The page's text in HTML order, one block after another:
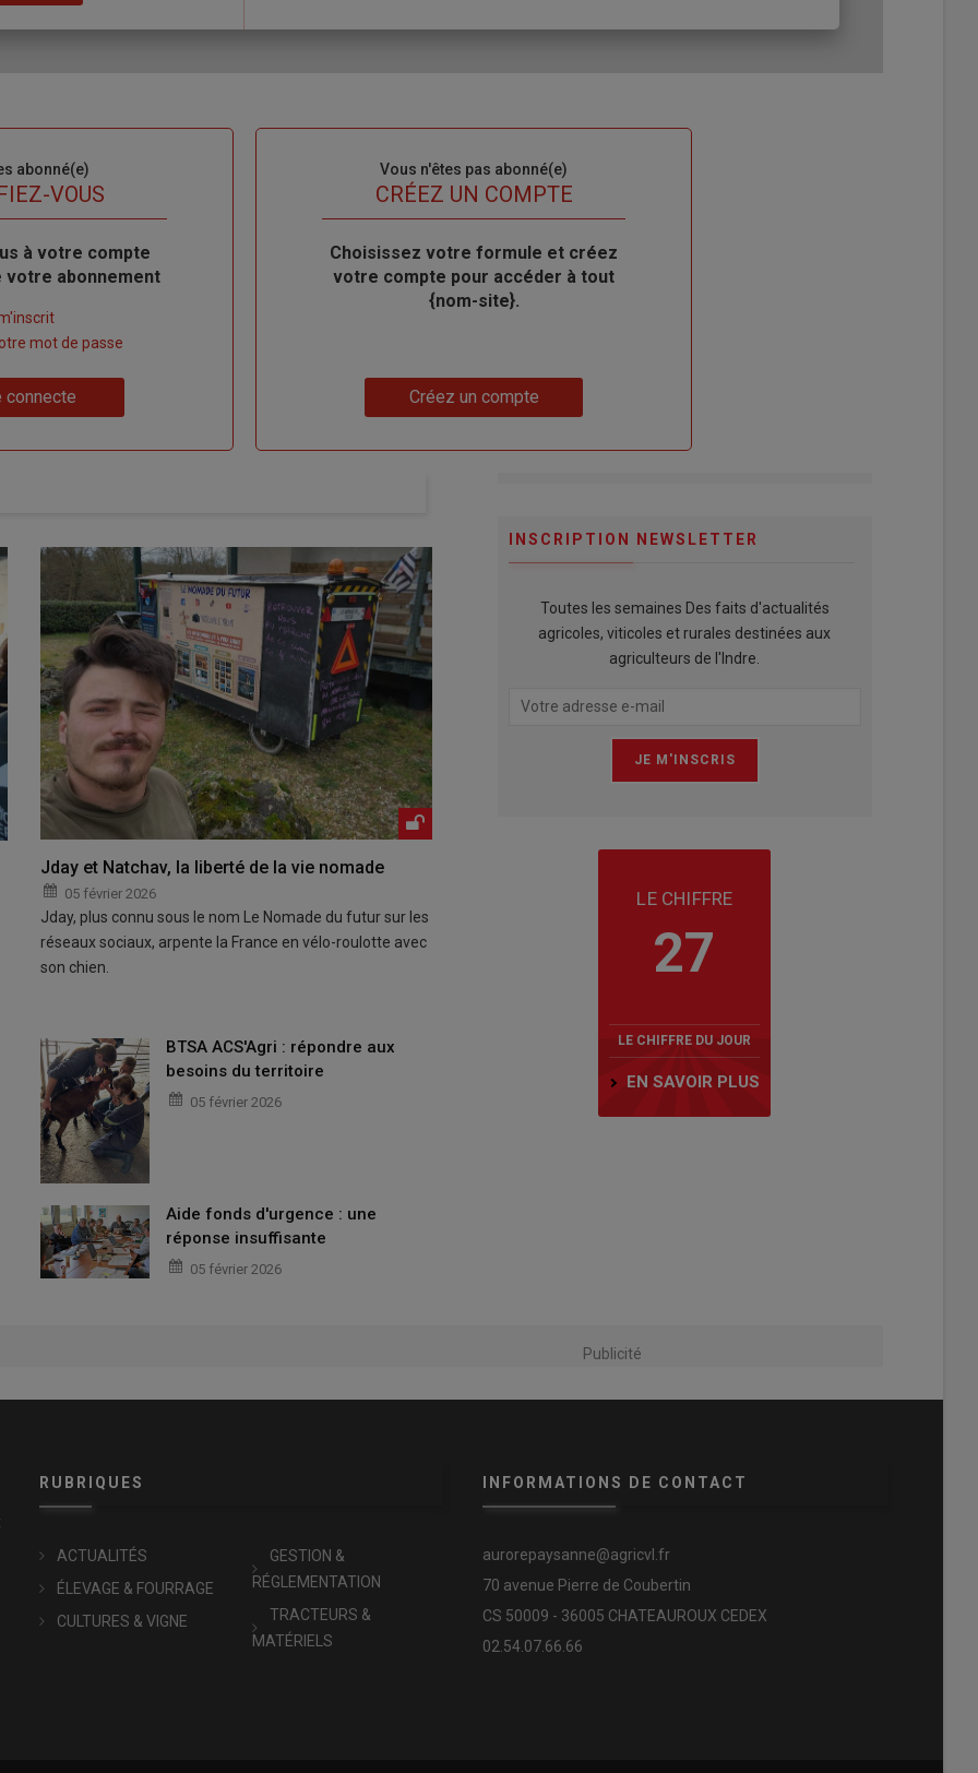
abonné(e)
VOUS
à votre compte
abonnement
mot de passe
connecte
Vous n'êtes pas abonné(e)
TITRECRÉEZ UN COMPTE
Body
Choisissez votre formule et créez
votre compte pour accéder à tout
{nom-site}.
Créez un compte
Jday et Natchav, la liberté de la vie nomade
05 février 2026
Jday, plus connu sous le nom Le Nomade du futur sur les
réseaux sociaux, arpente la France en vélo-roulotte avec
son chien.
BTSA ACS'Agri : répondre aux
besoins du territoire
05 février 2026
Aide fonds d'urgence : une
réponse insuffisante
05 février 2026
INSCRIPTION NEWSLETTER
Toutes les semaines Des faits d'actualités
agricoles, viticoles et rurales destinées aux
agriculteurs de l'Indre.
LE CHIFFRE
27
LE CHIFFRE DU JOUR
EN SAVOIR PLUS
Publicité
RUBRIQUES
ACTUALITÉS
ÉLEVAGE & FOURRAGE
CULTURES & VIGNE
GESTION &
RÉGLEMENTATION
TRACTEURS &
MATÉRIELS
INFORMATIONS DE CONTACT
aurorepaysanne@agricvl.fr
70 avenue Pierre de Coubertin
CS 50009 - 36005 CHATEAUROUX CEDEX
02.54.07.66.66